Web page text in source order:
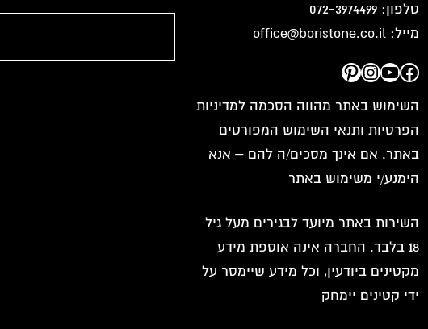
טלפון: 072-3974499
מייל: office@boristone.co.il
Facebook
YouTube
Instagram
Pinterest
השימוש באתר מהווה הסכמה למדיניות
הפרטיות ותנאי השימוש המפורטים
באתר. אם אינך מסכים/ה להם – אנא
הימנע/י משימוש באתר
השירות באתר מיועד לבגירים מעל גיל
18 בלבד. החברה אינה אוספת מידע
מקטינים ביודעין, וכל מידע שיימסר על
ידי קטינים יימחק